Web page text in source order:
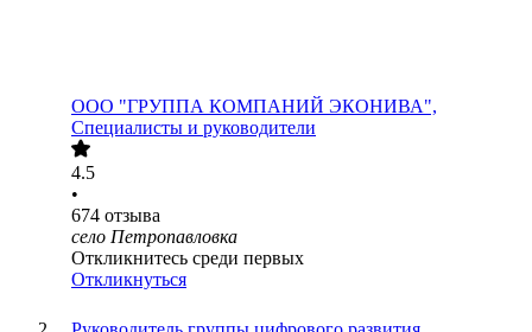
ООО "ГРУППА КОМПАНИЙ ЭКОНИВА",
Специалисты и руководители
4.5
•
674 отзыва
село Петропавловка
Откликнитесь среди первых
Откликнуться